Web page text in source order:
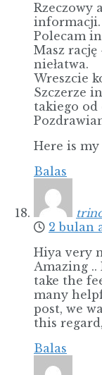
Rzeczowy
informacji.
Polecam
Masz
niełatwa.
Wreszcie
Szczerze
takiego od
Here is my
Balas
2 bulan
Hiya very
Amazing
take the
many
post, we
this
Balas